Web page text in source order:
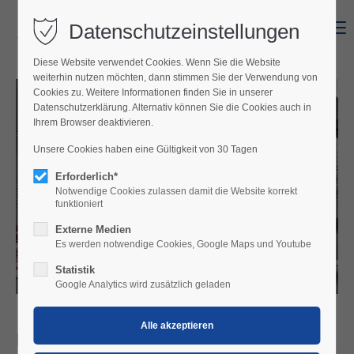
Menu
Kultur Kongress Zentrum Eisenstadt
Datenschutzeinstellungen
Diese Website verwendet Cookies. Wenn Sie die Website
weiterhin nutzen möchten, dann stimmen Sie der Verwendung von
Cookies zu. Weitere Informationen finden Sie in unserer
Datenschutzerklärung. Alternativ können Sie die Cookies auch in
Ihrem Browser deaktivieren.
Unsere Cookies haben eine Gültigkeit von 30 Tagen
Erforderlich*
Notwendige Cookies zulassen damit die Website korrekt
funktioniert
Externe Medien
Es werden notwendige Cookies, Google Maps und Youtube
Statistik
Google Analytics wird zusätzlich geladen